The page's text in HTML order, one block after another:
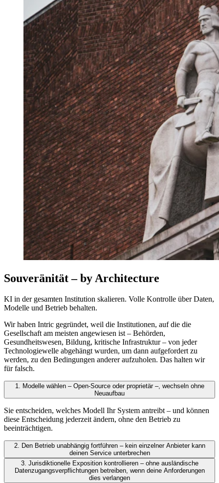
Souveränität – by Architecture
KI in der gesamten Institution skalieren. Volle Kontrolle über Daten,
Modelle und Betrieb behalten.
Wir haben Intric gegründet, weil die Institutionen, auf die die
Gesellschaft am meisten angewiesen ist – Behörden,
Gesundheitswesen, Bildung, kritische Infrastruktur – von jeder
Technologiewelle abgehängt wurden, um dann aufgefordert zu
werden, zu den Bedingungen anderer aufzuholen. Das halten wir
für falsch.
1.
Modelle wählen – Open-Source oder proprietär –, wechseln ohne
Neuaufbau
Sie entscheiden, welches Modell Ihr System antreibt – und können
diese Entscheidung jederzeit ändern, ohne den Betrieb zu
beeinträchtigen.
2. Den Betrieb unabhängig fortführen – kein einzelner Anbieter kann
deinen Service unterbrechen
3. Jurisdiktionelle Exposition kontrollieren – ohne ausländische
Datenzugangsverpflichtungen betreiben, wenn deine Anforderungen
dies verlangen